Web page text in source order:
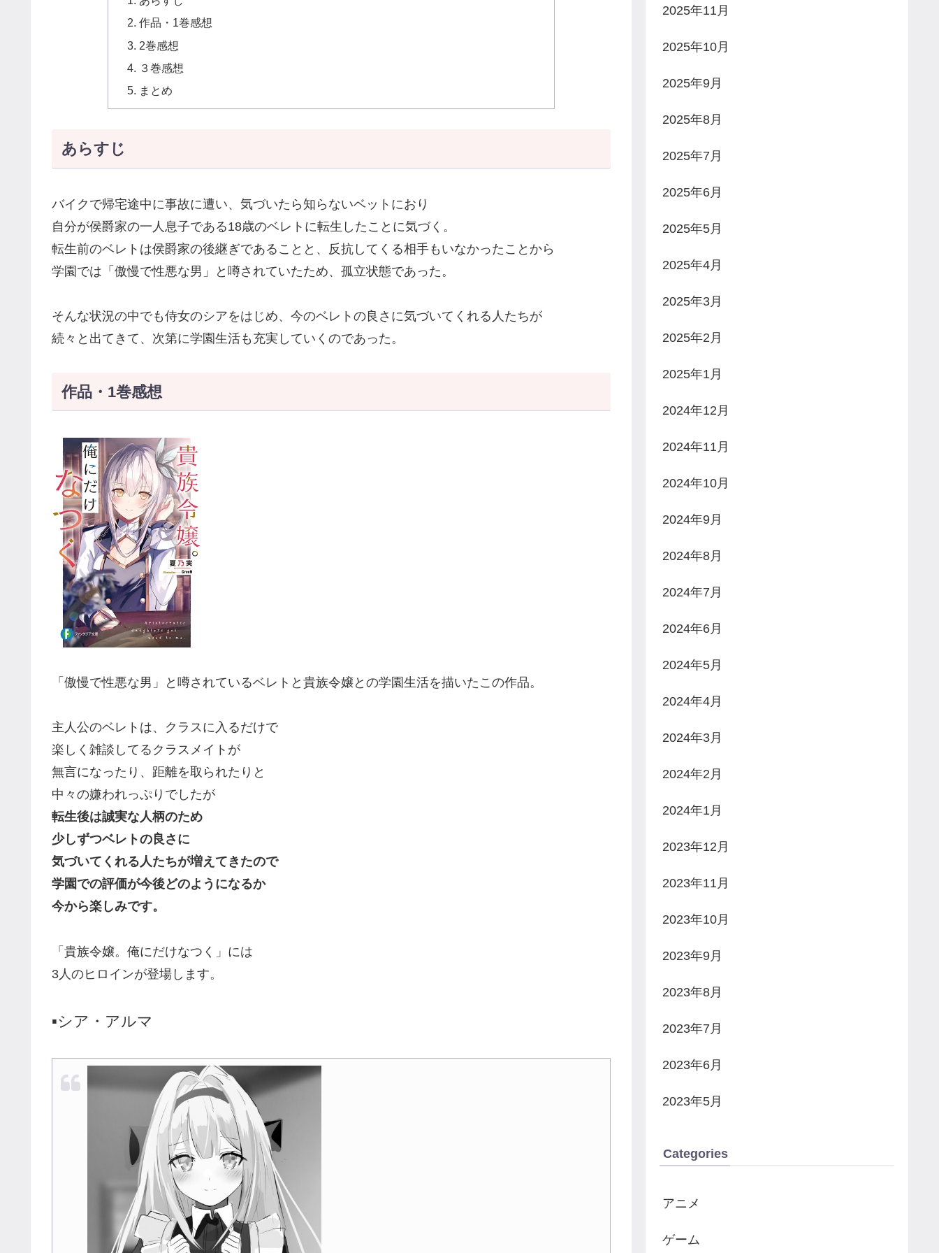
作品・1巻感想
2巻感想
３巻感想
まとめ
あらすじ
バイクで帰宅途中に事故に遭い、気づいたら知らないベットにおり
自分が侯爵家の一人息子である18歳のベレトに転生したことに気づく。
転生前のベレトは侯爵家の後継ぎであることと、反抗してくる相手もいなかったことから
学園では「傲慢で性悪な男」と噂されていたため、孤立状態であった。
そんな状況の中でも侍女のシアをはじめ、今のベレトの良さに気づいてくれる人たちが
続々と出てきて、次第に学園生活も充実していくのであった。
作品・1巻感想
「傲慢で性悪な男」と噂されているベレトと貴族令嬢との学園生活を描いたこの作品。
主人公のベレトは、クラスに入るだけで
楽しく雑談してるクラスメイトが
無言になったり、距離を取られたりと
中々の嫌われっぷりでしたが
転生後は誠実な人柄のため
少しずつベレトの良さに
気づいてくれる人たちが増えてきたので
学園での評価が今後どのようになるか
今から楽しみです。
「貴族令嬢。俺にだけなつく」には
3人のヒロインが登場します。
▪️シア・アルマ
2025年11月
2025年10月
2025年9月
2025年8月
2025年7月
2025年6月
2025年5月
2025年4月
2025年3月
2025年2月
2025年1月
2024年12月
2024年11月
2024年10月
2024年9月
2024年8月
2024年7月
2024年6月
2024年5月
2024年4月
2024年3月
2024年2月
2024年1月
2023年12月
2023年11月
2023年10月
2023年9月
2023年8月
2023年7月
2023年6月
2023年5月
Categories
アニメ
ゲーム